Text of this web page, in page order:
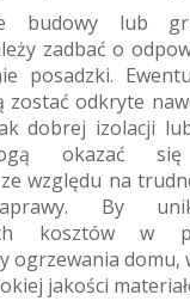
budowy lub
zadbać o
posadzki.
zostać odkryte
dobrej izolacji
okazać
względu na
By
kosztów w
ogrzewania domu,
jakości